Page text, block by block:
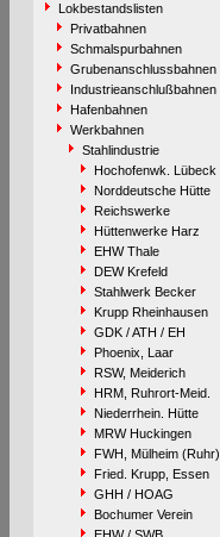
Lokbestandslisten
Privatbahnen
Schmalspurbahnen
Grubenanschlussbahnen
Industrieanschlußbahnen
Hafenbahnen
Werkbahnen
Stahlindustrie
Hochofenwk. Lübeck
Norddeutsche Hütte
Reichswerke
Hüttenwerke Harz
EHW Thale
DEW Krefeld
Stahlwerk Becker
Krupp Rheinhausen
GDK / ATH / EH
Phoenix, Laar
RSW, Meiderich
HRM, Ruhrort-Meid.
Niederrhein. Hütte
MRW Huckingen
FWH, Mülheim (Ruhr)
Fried. Krupp, Essen
GHH / HOAG
Bochumer Verein